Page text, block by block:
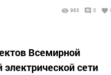
963 0
Всемирной
сети